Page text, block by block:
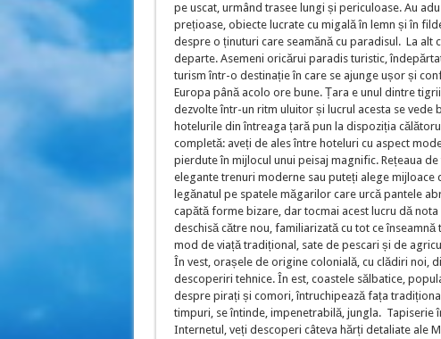
pe uscat, urmând trasee lungi și periculoase. Au
prețioase, obiecte lucrate cu migală în lemn și în
despre o ținuturi care seamănă cu paradisul. La alt
departe. Asemeni oricărui paradis turistic,
turism într-o destinație în care se ajunge ușor și
Europa până acolo ore bune. Țara e unul dintre
dezvolte într-un ritm uluitor și lucrul acesta se
hotelurile din întreaga țară pun la dispoziția
completă: aveți de ales între hoteluri cu aspect
pierdute în mijlocul unui peisaj magnific. Rețeaua
elegante trenuri moderne sau puteți alege
legănatul pe spatele măgarilor care urcă pantele
capătă forme bizare, dar tocmai acest lucru dă
deschisă către nou, familiarizată cu tot ce
mod de viață tradițional, sate de pescari și de
În vest, orașele de origine colonială, cu clădiri noi,
descoperiri tehnice. În est, coastele sălbatice,
despre pirați și comori, întruchipează fața
timpuri, se întinde, impenetrabilă, jungla. Tapiserie
Internetul, veți descoperi câteva hărți detaliate ale